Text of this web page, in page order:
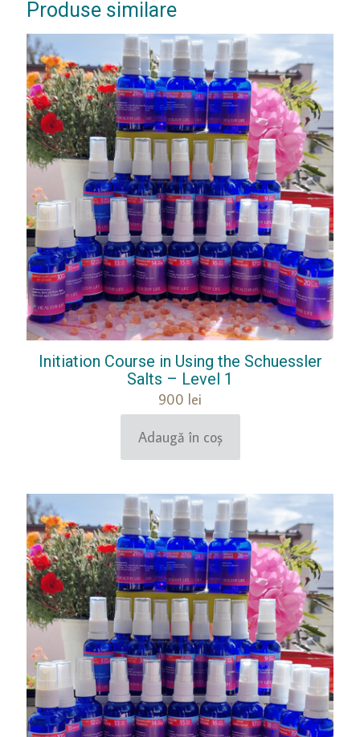
Produse similare
Initiation Course in Using the Schuessler
Salts – Level 1
900 lei
Adaugă în coș